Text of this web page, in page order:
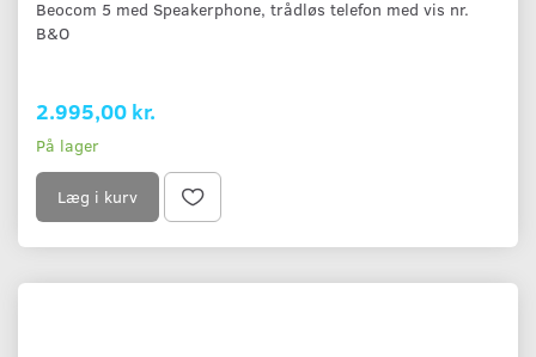
Beocom 5 med Speakerphone, trådløs telefon med vis nr.
B&O
2.995,00 kr.
På lager
Læg i kurv